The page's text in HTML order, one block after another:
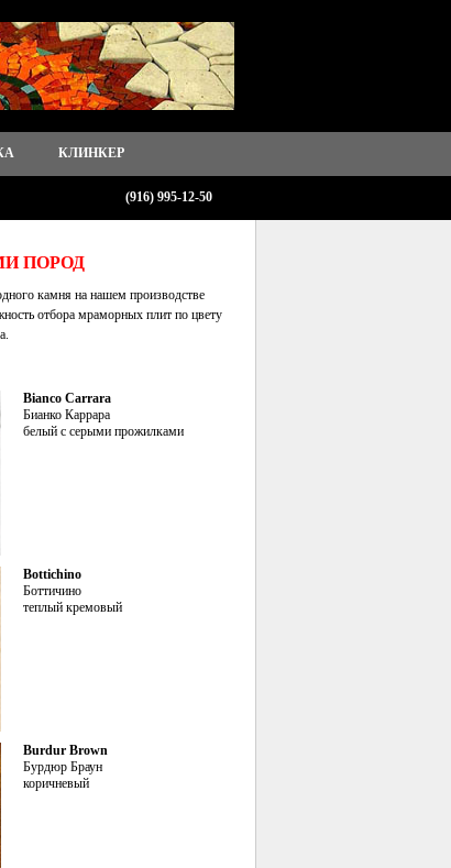
КЛИНКЕР
(916) 995-12-50
ПОРОД
камня на нашем производстве
отбора мраморных плит по цвету
Bianco Carrara
Бианко Каррара
белый с серыми прожилками
Bottichino
Боттичино
теплый кремовый
Burdur Brown
Бурдюр Браун
коричневый